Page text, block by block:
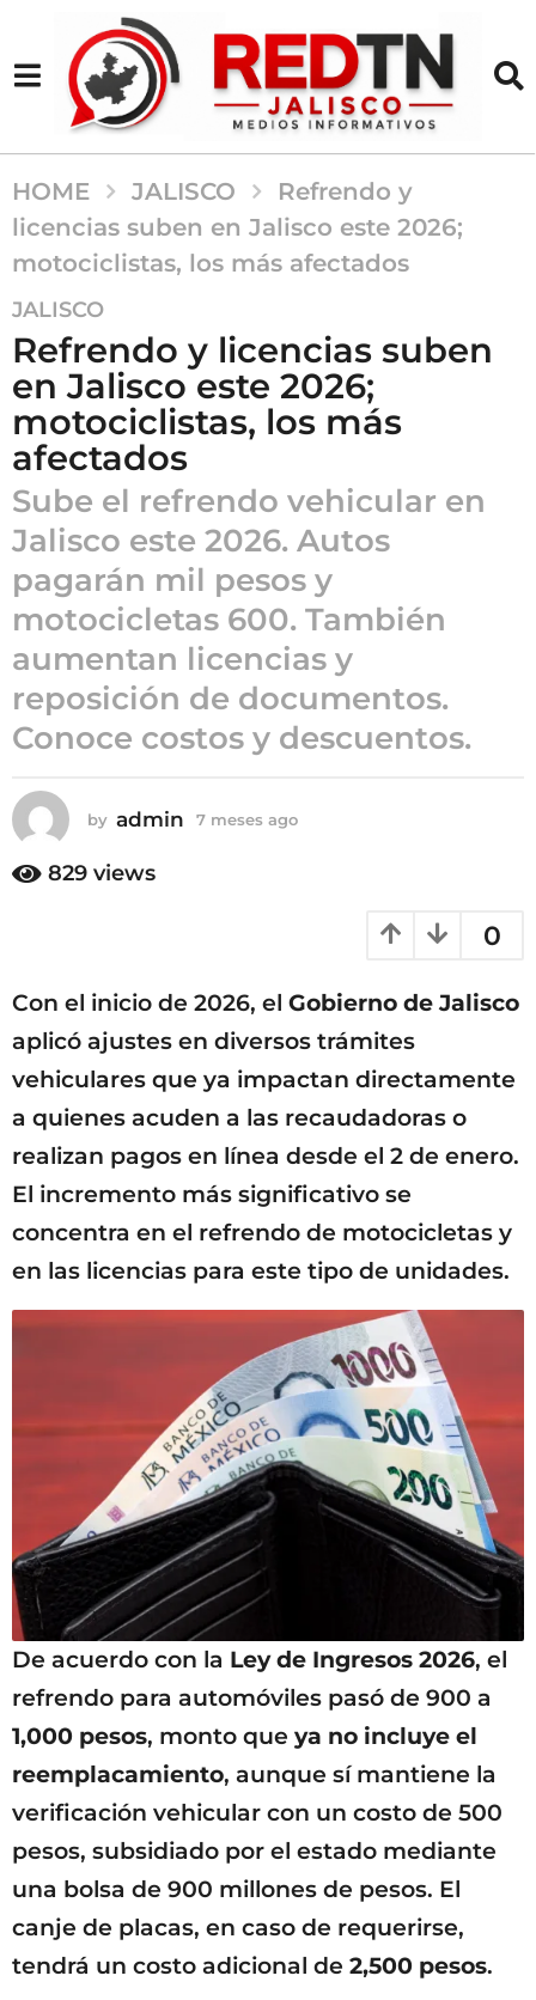
HOME JALISCO
Refrendo y
licencias suben en Jalisco este 2026;
motociclistas, los más afectados
7
m
e
s
e
s
a
g
o
m
e
s
e
s
a
o
JALISCO
Refrendo y licencias suben
en Jalisco este 2026;
motociclistas, los más
afectados
Sube el refrendo vehicular en
Jalisco este 2026. Autos
pagarán mil pesos y
motocicletas 600. También
aumentan licencias y
reposición de documentos.
Conoce costos y descuentos.
by admin 7 meses ago
o
829 views
0
Con el inicio de 2026, el Gobierno de Jalisco
aplicó ajustes en diversos trámites
vehiculares que ya impactan directamente
a quienes acuden a las recaudadoras o
realizan pagos en línea desde el 2 de enero.
El incremento más significativo se
concentra en el refrendo de motocicletas y
en las licencias para este tipo de unidades.
De acuerdo con la Ley de Ingresos 2026, el
refrendo para automóviles pasó de 900 a
1,000 pesos, monto que ya no incluye el
reemplacamiento, aunque sí mantiene la
verificación vehicular con un costo de 500
pesos, subsidiado por el estado mediante
una bolsa de 900 millones de pesos. El
canje de placas, en caso de requerirse,
tendrá un costo adicional de 2,500 pesos.